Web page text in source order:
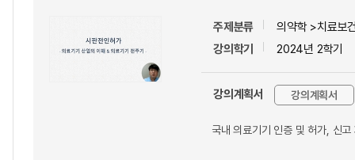
주제분류
의약학 >치료보
강의학기
2024년 2학기
강의계획서 강의계획서
국내 의료기기 인증 및 허가, 신